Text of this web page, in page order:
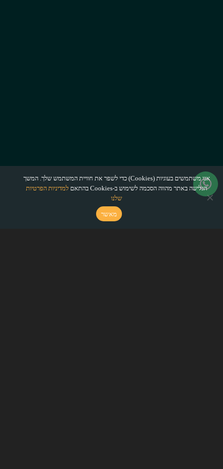
אנו משתמשים בעוגיות (Cookies) כדי לשפר את חוויית המשתמש שלך. המשך
הגלישה באתר מהווה הסכמה לשימוש ב-Cookies בהתאם
למדיניות הפרטיות
שלנו
מאשר